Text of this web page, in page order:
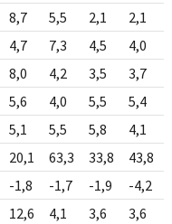
8,7 5,5 2,1 2,1
4,7 7,3 4,5 4,0
8,0 4,2 3,5 3,7
5,6 4,0 5,5 5,4
5,1 5,5 5,8 4,1
20,1 63,3 33,8 43,8
-1,8 -1,7 -1,9 -4,2
12,6 4,1 3,6 3,6